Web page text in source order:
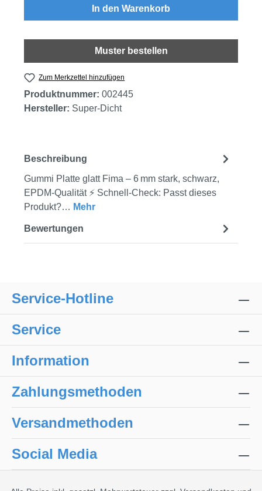
In den Warenkorb
Muster bestellen
Zum Merkzettel hinzufügen
Produktnummer: 002445
Hersteller: Super-Dicht
Beschreibung
Gummi Platte glatt Fima – 6 mm stark, schwarz,
EPDM‑Qualität ⚡ Schnell-Check: Passt dieses
Produkt?… Mehr
Bewertungen
Service-Hotline
Service
Information
Zahlungsmethoden
Versandmethoden
Social Media